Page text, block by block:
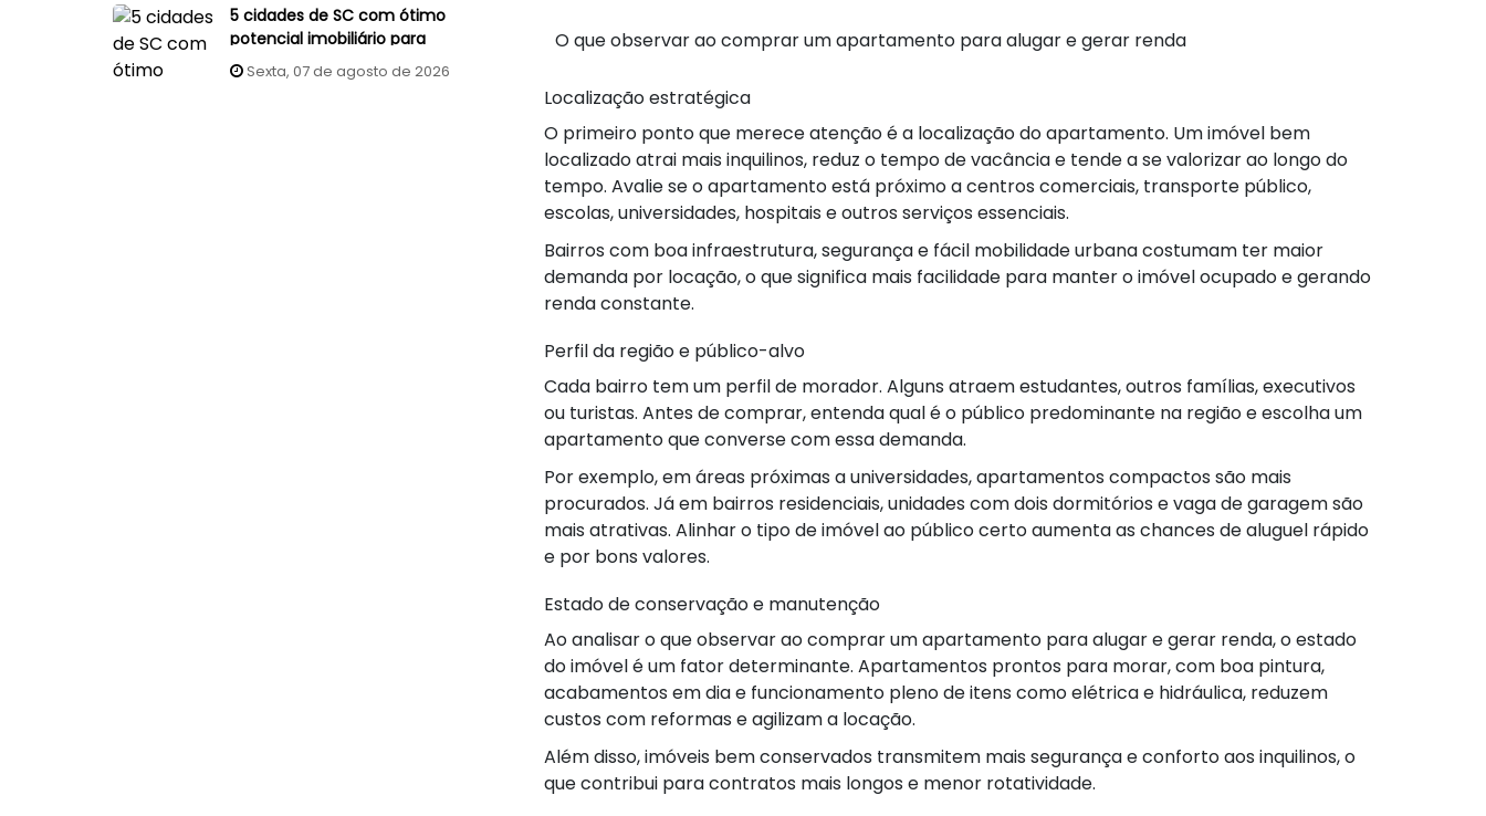
5 cidades de SC com ótimo
potencial imobiliário para
investidores
Sexta, 07 de agosto de 2026
O que observar ao comprar um apartamento para alugar e gerar renda
Localização estratégica
O primeiro ponto que merece atenção é a localização do apartamento. Um imóvel bem
localizado atrai mais inquilinos, reduz o tempo de vacância e tende a se valorizar ao longo do
tempo. Avalie se o apartamento está próximo a centros comerciais, transporte público,
escolas, universidades, hospitais e outros serviços essenciais.
Bairros com boa infraestrutura, segurança e fácil mobilidade urbana costumam ter maior
demanda por locação, o que significa mais facilidade para manter o imóvel ocupado e gerando
renda constante.
Perfil da região e público-alvo
Cada bairro tem um perfil de morador. Alguns atraem estudantes, outros famílias, executivos
ou turistas. Antes de comprar, entenda qual é o público predominante na região e escolha um
apartamento que converse com essa demanda.
Por exemplo, em áreas próximas a universidades, apartamentos compactos são mais
procurados. Já em bairros residenciais, unidades com dois dormitórios e vaga de garagem são
mais atrativas. Alinhar o tipo de imóvel ao público certo aumenta as chances de aluguel rápido
e por bons valores.
Estado de conservação e manutenção
Ao analisar o que observar ao comprar um apartamento para alugar e gerar renda, o estado
do imóvel é um fator determinante. Apartamentos prontos para morar, com boa pintura,
acabamentos em dia e funcionamento pleno de itens como elétrica e hidráulica, reduzem
custos com reformas e agilizam a locação.
Além disso, imóveis bem conservados transmitem mais segurança e conforto aos inquilinos, o
que contribui para contratos mais longos e menor rotatividade.